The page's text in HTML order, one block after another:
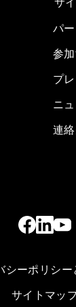
パ
参
プ
ニ
連
シーポリシー
サイトマッ